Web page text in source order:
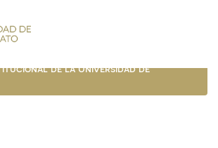
de la Universidad de